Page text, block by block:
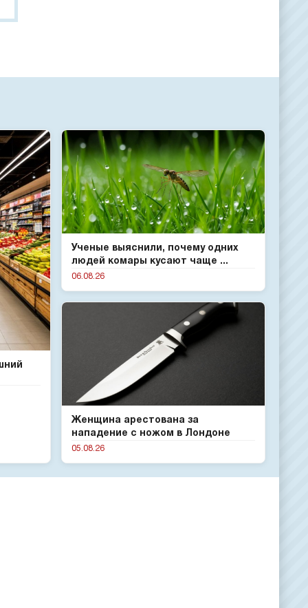
Ученые выяснили, почему одних
людей комары кусают чаще ...
06.08.26
Женщина арестована за
нападение с ножом в Лондоне
05.08.26